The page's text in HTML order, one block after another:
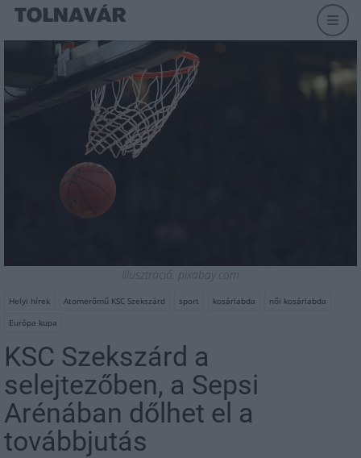
Illusztráció, pixabay.com
Helyi hírek Atomerőmű KSC Szekszárd sport kosárlabda
női kosárlabda
Európa kupa
KSC Szekszárd a
selejtezőben, a Sepsi
Arénában dőlhet el a
továbbjutás